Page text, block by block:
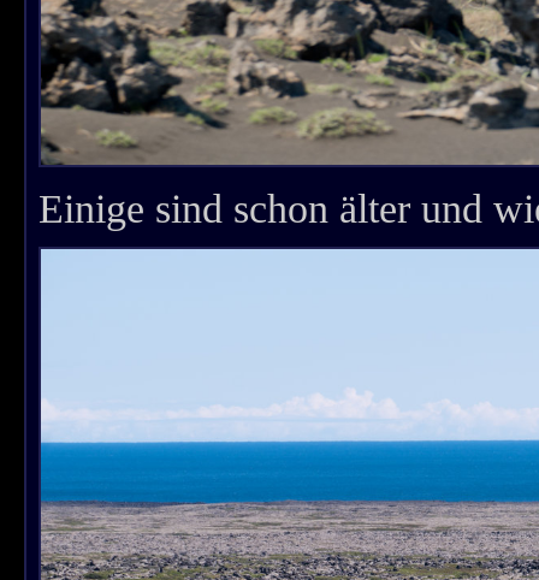
Einige sind schon älter und